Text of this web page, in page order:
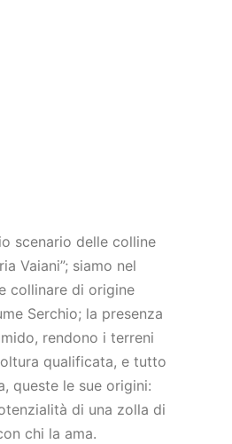
scenario delle colline
Vaiani”; siamo nel
collinare di origine
Serchio; la presenza
rendono i terreni
qualificata, e tutto
queste le sue origini:
di una zolla di
chi la ama.